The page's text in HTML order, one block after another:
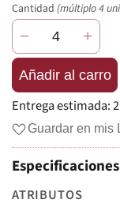
Cantidad (múltiplo 4
− +
Añadir al carro
Entrega estimada:
Guardar en mis
ATRIBUTOS